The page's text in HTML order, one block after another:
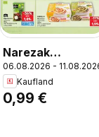
Narezak
veganski paprika
ili povrće, 100 g,
MPC
06.08.2026 -
Kaufland
0,99 €